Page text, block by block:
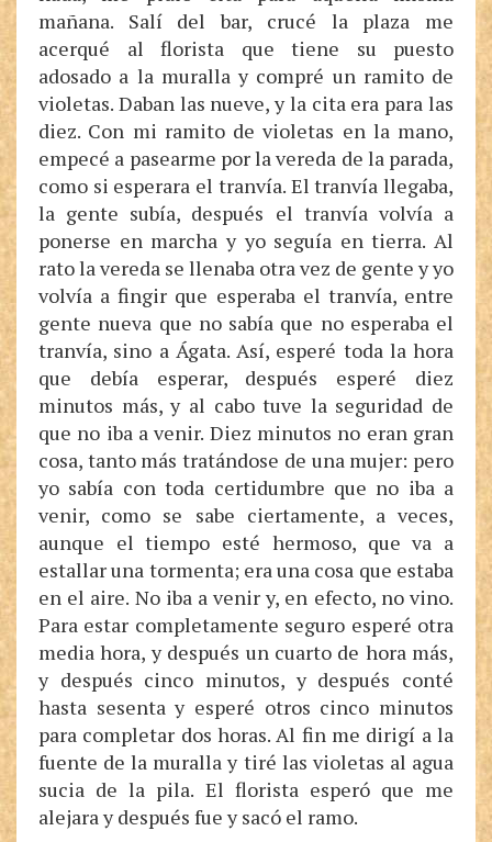
mañana. Salí del bar, crucé la plaza me
acerqué al florista que tiene su puesto
adosado a la muralla y compré un ramito de
violetas. Daban las nueve, y la cita era para las
diez. Con mi ramito de violetas en la mano,
empecé a pasearme por la vereda de la parada,
como si esperara el tranvía. El tranvía llegaba,
la gente subía, después el tranvía volvía a
ponerse en marcha y yo seguía en tierra. Al
rato la vereda se llenaba otra vez de gente y yo
volvía a fingir que esperaba el tranvía, entre
gente nueva que no sabía que no esperaba el
tranvía, sino a Ágata. Así, esperé toda la hora
que debía esperar, después esperé diez
minutos más, y al cabo tuve la seguridad de
que no iba a venir. Diez minutos no eran gran
cosa, tanto más tratándose de una mujer: pero
yo sabía con toda certidumbre que no iba a
venir, como se sabe ciertamente, a veces,
aunque el tiempo esté hermoso, que va a
estallar una tormenta; era una cosa que estaba
en el aire. No iba a venir y, en efecto, no vino.
Para estar completamente seguro esperé otra
media hora, y después un cuarto de hora más,
y después cinco minutos, y después conté
hasta sesenta y esperé otros cinco minutos
para completar dos horas. Al fin me dirigí a la
fuente de la muralla y tiré las violetas al agua
sucia de la pila. El florista esperó que me
alejara y después fue y sacó el ramo.